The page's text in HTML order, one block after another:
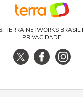
TERRA NETWORKS BRASIL
PRIVACIDADE